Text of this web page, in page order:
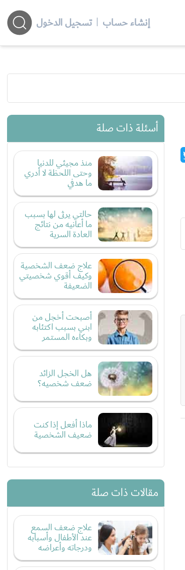
إنشاء حساب | تسجيل الدخول
أسئلة ذات صلة
منذ مجيئي للدنيا
وحتى اللحظة لا أدري
ما هدفي
حالتي يرثى لها بسبب
ما أعانيه من نتائج
العادة السرية
علاج ضعف الشخصية
وكيف أقوي شخصيتي
الضعيفة
أصبحت أخجل من
ابني بسبب اكتئابه
وبكاءه المستمر
هل الخجل الزائد
ضعف شخصيه؟
ماذا أفعل إذا كنت
ضعيف الشخصية
مقالات ذات صلة
علاج ضعف السمع
عند الأطفال وأسبابه
ودرجاته وأعراضه